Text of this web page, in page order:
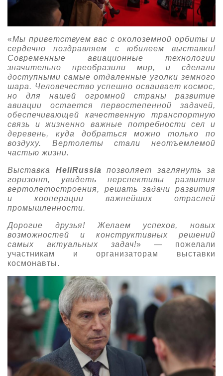
«Мы приветствуем вас с околоземной орбиты и
сердечно поздравляем с юбилеем выставки!
Современные авиационные технологии
значительно преобразили мир, и сделали
доступными самые отдаленные уголки земного
шара. Человечество успешно осваивает космос,
но для нашей огромной страны развитие
авиации остается первостепенной задачей,
обеспечивающей качественную транспортную
связь и жизненно важные потребности сел и
деревень, куда добраться можно только по
воздуху. Вертолеты стали неотъемлемой
частью жизни.
Выставка HeliRussia позволяет заглянуть за
горизонт, увидеть перспективы развития
вертолетостроения, решать задачи развития
и кооперации важнейших отраслей
промышленности.
Дорогие друзья! Желаем успехов, новых
возможностей и конструктивных решений
самых актуальных задач!» — пожелали
участникам и организаторам выставки
космонавты.